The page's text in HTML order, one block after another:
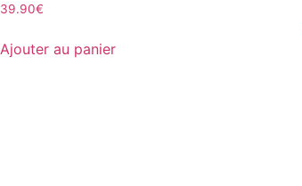
39.90€
Ajouter au panier